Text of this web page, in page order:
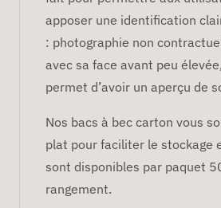
apposer une identification
: photographie non
avec sa face avant peu
permet d’avoir un aperçu de
Nos bacs à bec carton vous
plat pour faciliter le stockage
sont disponibles par paquet
rangement.